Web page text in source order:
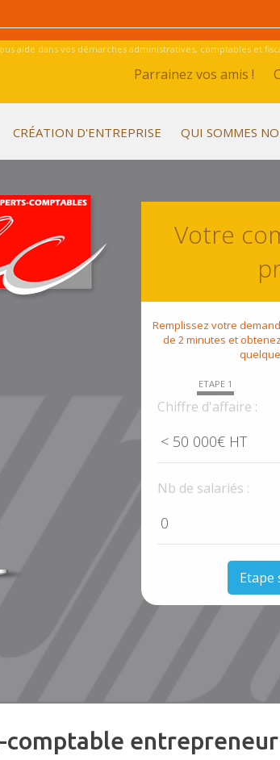
aide dans vos démarches administratives, comptables et
Parrainez vos amis !
CRÉATION D'ENTREPRISE QUI SOMMES
Votre
Remplissez votre
de 2 minutes et
ETAPE 1
Chiffre d'affaire :
Nb de salariés :
Etape
comptable entrepreneur